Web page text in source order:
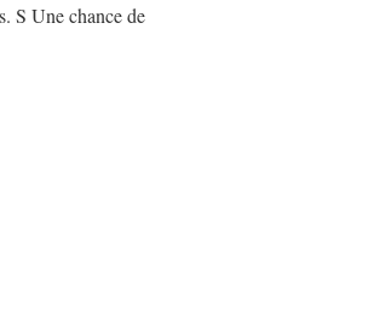
S Une chance de